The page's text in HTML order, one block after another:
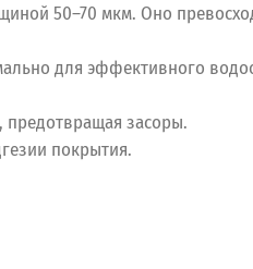
50–70 мкм. Оно
для эффективного
предотвращая засоры.
покрытия.